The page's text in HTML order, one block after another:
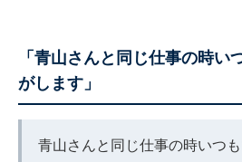
「青山さんと同じ仕事の時い
がします」
青山さんと同じ仕事の時いつ